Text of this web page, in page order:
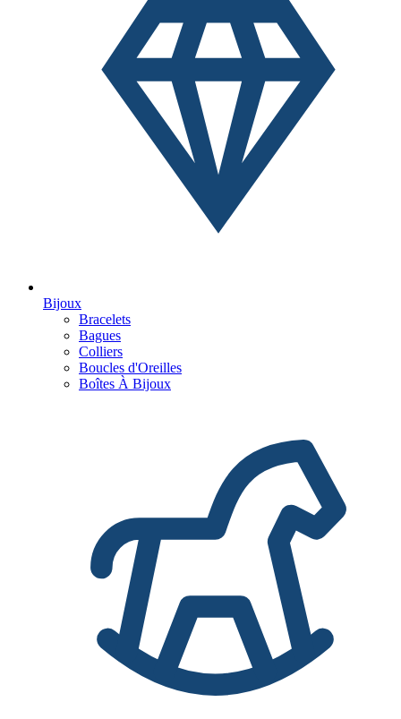
Bijoux
Bracelets
Bagues
Colliers
Boucles d'Oreilles
Boîtes À Bijoux